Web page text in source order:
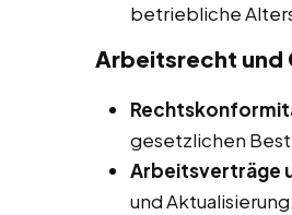
betriebliche
Arbeitsrecht und
gesetzlichen
Arbeitsverträge
und Aktualisierung.